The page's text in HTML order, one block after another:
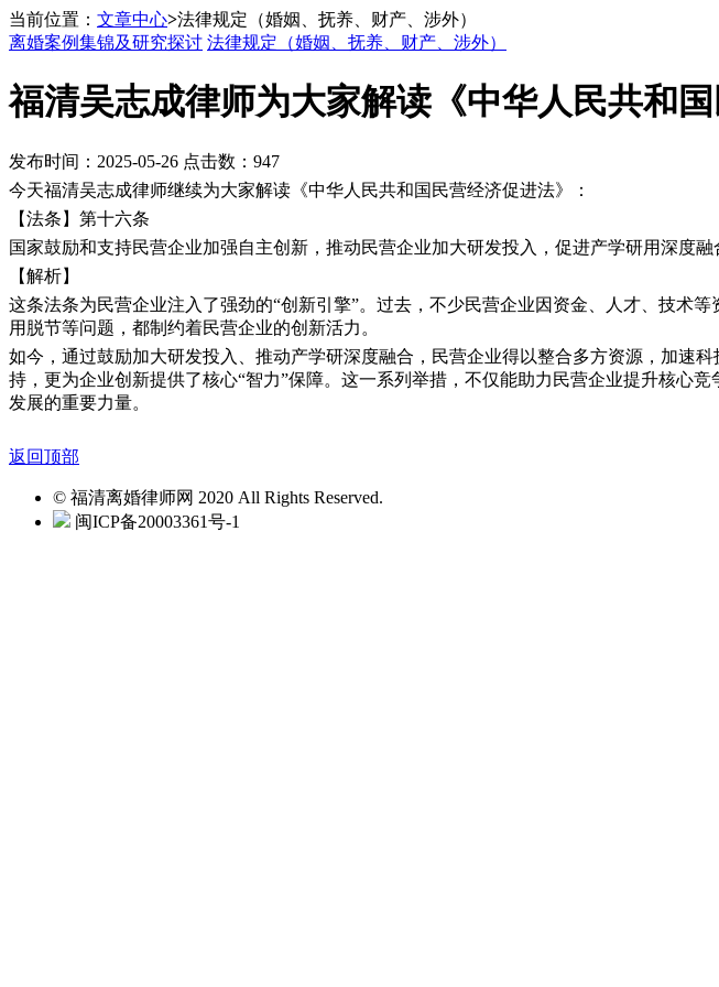
当前位置： 文章中心>法律规定（婚姻、抚养、财产、涉外）
离婚案例集锦及研究探讨 法律规定（婚姻、抚养、财产、涉外）
福清吴志成律师为大家解读《中华人民共和国
发布时间：2025-05-26 点击数：947
今天福清吴志成律师继续为大家解读《中华人民共和国民营经济促进法》：
【法条】第十六条
国家鼓励和支持民营企业加强自主创新，推动民营企业加大研发投入，促进产学研用深度
【解析】
这条法条为民营企业注入了强劲的“创新引擎”。过去，不少民营企业因资金、人才、技术
用脱节等问题，都制约着民营企业的创新活力。
如今，通过鼓励加大研发投入、推动产学研深度融合，民营企业得以整合多方资源，加速
持，更为企业创新提供了核心“智力”保障。这一系列举措，不仅能助力民营企业提升核心
发展的重要力量。
返回顶部
© 福清离婚律师网 2020 All Rights Reserved.
闽ICP备20003361号-1